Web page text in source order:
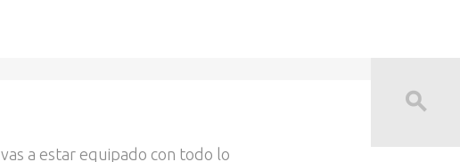
a estar equipado con todo lo